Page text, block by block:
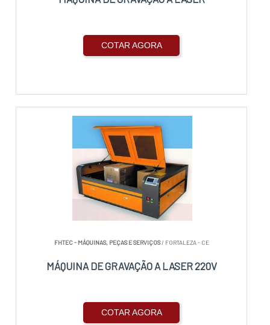
COTAR AGORA
FHTEC - MÁQUINAS, PEÇAS E SERVIÇOS/ FORTALEZA - CE
MÁQUINA DE GRAVAÇÃO A LASER 220V
COTAR AGORA